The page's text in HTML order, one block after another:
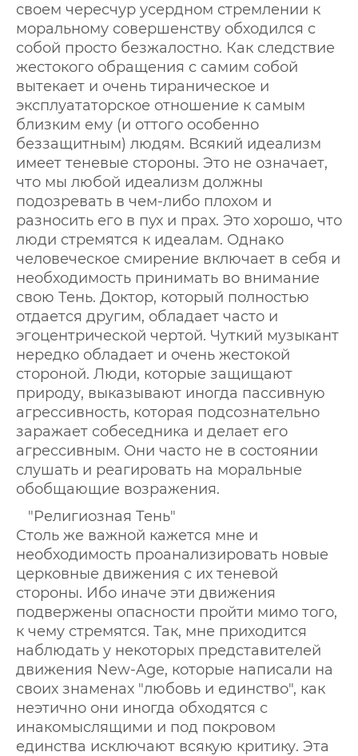
своем чересчур усердном стремлении к
моральному совершенству обходился с
собой просто безжалостно. Как следствие
жестокого обращения с самим собой
вытекает и очень тираническое и
эксплуататорское отношение к самым
близким ему (и оттого особенно
беззащитным) людям. Всякий идеализм
имеет теневые стороны. Это не означает,
что мы любой идеализм должны
подозревать в чем-либо плохом и
разносить его в пух и прах. Это хорошо, что
люди стремятся к идеалам. Однако
человеческое смирение включает в себя и
необходимость принимать во внимание
свою Тень. Доктор, который полностью
отдается другим, обладает часто и
эгоцентрической чертой. Чуткий музыкант
нередко обладает и очень жестокой
стороной. Люди, которые защищают
природу, выказывают иногда пассивную
агрессивность, которая подсознательно
заражает собеседника и делает его
агрессивным. Они часто не в состоянии
слушать и реагировать на моральные
обобщающие возражения.
"Религиозная Тень"
Столь же важной кажется мне и
необходимость проанализировать новые
церковные движения с их теневой
стороны. Ибо иначе эти движения
подвержены опасности пройти мимо того,
к чему стремятся. Так, мне приходится
наблюдать у некоторых представителей
движения New-Age, которые написали на
своих знаменах "любовь и единство", как
неэтично они иногда обходятся с
инакомыслящими и под покровом
единства исключают всякую критику. Эта